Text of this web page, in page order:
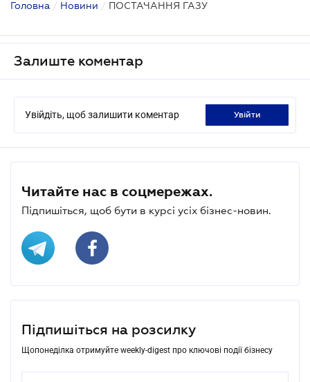
Головна / Новини / ПОСТАЧАННЯ ГАЗУ
Залиште коментар
Увійдіть, щоб залишити коментар увійти
Читайте нас в соцмережах.
Підпишіться, щоб бути в курсі усіх бізнес-новин.
Підпишіться на розсилку
Щопонеділка отримуйте weekly-digest про ключові події бізнесу